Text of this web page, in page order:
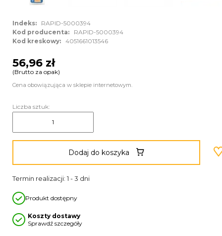
Indeks:
RAPID-5000394
Kod producenta:
RAPID-5000394
Kod kreskowy: 4051661013546
56,96 zł
(Brutto za opak)
Cena obowiązująca w sklepie internetowym.
Liczba sztuk:
Dodaj do koszyka
Termin realizacji: 1 - 3 dni
Produkt dostępny
Koszty dostawy
Sprawdź szczegóły